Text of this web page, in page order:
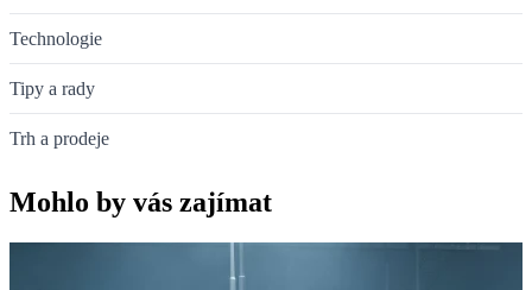
Technologie
Tipy a rady
Trh a prodeje
Mohlo by vás zajímat